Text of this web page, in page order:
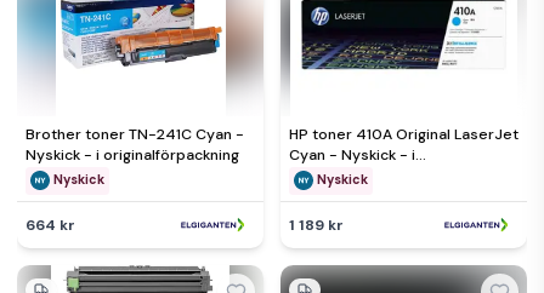
Brother toner TN-241C Cyan -
Nyskick - i originalförpackning
Nyskick
664 kr
HP toner 410A Original LaserJet
Cyan - Nyskick - i
originalförpackning
Nyskick
1 189 kr